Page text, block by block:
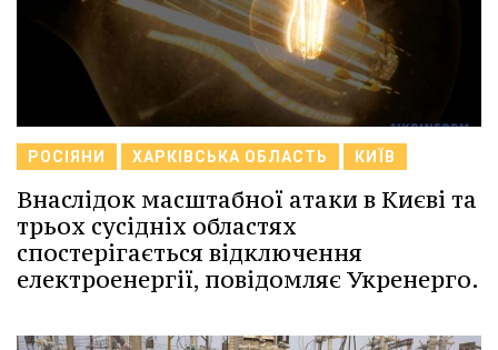
РОСІЯНИ ХАРКІВСЬКА ОБЛАСТЬ КИЇВ
Внаслідок масштабної атаки в Києві та
трьох сусідніх областях
спостерігається відключення
електроенергії, повідомляє Укренерго.